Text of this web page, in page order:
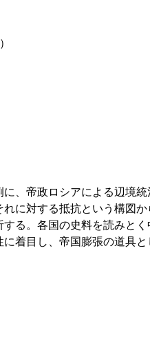
、帝政ロシアによる辺境
に対する抵抗という構図
る。各国の史料を読みと
着目し、帝国膨張の道具